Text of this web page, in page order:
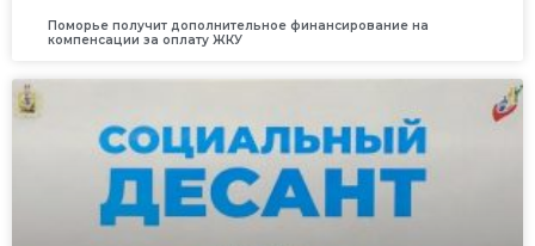
Поморье получит дополнительное финансирование на
компенсации за оплату ЖКУ